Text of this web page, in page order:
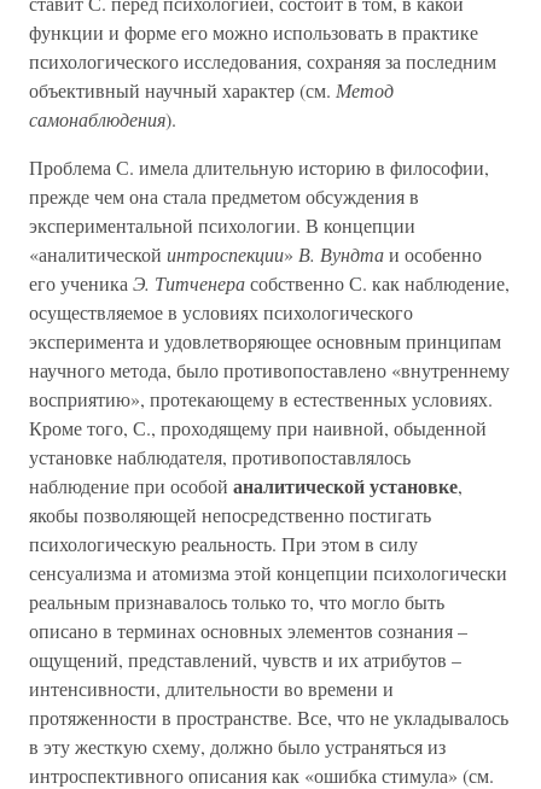
функции и форме его можно использовать в практике
психологического исследования, сохраняя за последним
объективный научный характер (см. Метод
самонаблюдения).
Проблема С. имела длительную историю в философии,
прежде чем она стала предметом обсуждения в
экспериментальной психологии. В концепции
«аналитической интроспекции» В. Вундтаи особенно
его ученика Э. Титченерасобственно С. как наблюдение,
осуществляемое в условиях психологического
эксперимента и удовлетворяющее основным принципам
научного метода, было противопоставлено «внутреннему
восприятию», протекающему в естественных условиях.
Кроме того, С., проходящему при наивной, обыденной
установке наблюдателя, противопоставлялось
наблюдение при особой аналитической установке,
якобы позволяющей непосредственно постигать
психологическую реальность. При этом в силу
сенсуализма и атомизма этой концепции психологически
реальным признавалось только то, что могло быть
описано в терминах основных элементов сознания –
ощущений, представлений, чувств и их атрибутов –
интенсивности, длительности во времени и
протяженности в пространстве. Все, что не укладывалось
в эту жесткую схему, должно было устраняться из
интроспективного описания как «ошибка стимула» (см.